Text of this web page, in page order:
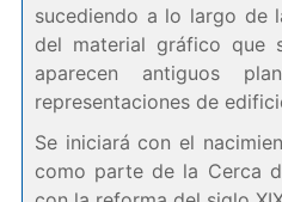
sucediendo a lo largo de
del material gráfico que
aparecen antiguos
representaciones de
Se iniciará con el
como parte de la Cerca